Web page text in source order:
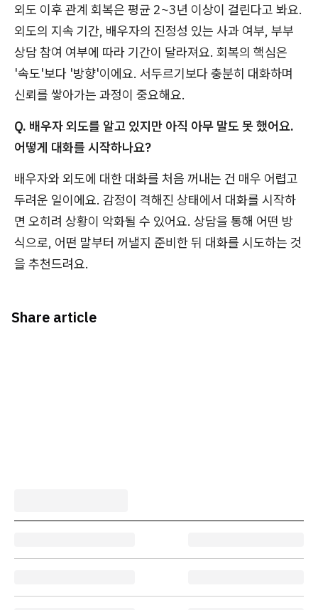
외도 이후 관계 회복은 평균 2~3년 이상이 걸린다고 봐요.
외도의 지속 기간, 배우자의 진정성 있는 사과 여부, 부부
상담 참여 여부에 따라 기간이 달라져요. 회복의 핵심은
'속도'보다 '방향'이에요. 서두르기보다 충분히 대화하며
신뢰를 쌓아가는 과정이 중요해요.
Q. 배우자 외도를 알고 있지만 아직 아무 말도 못 했어요.
어떻게 대화를 시작하나요?
배우자와 외도에 대한 대화를 처음 꺼내는 건 매우 어렵고
두려운 일이에요. 감정이 격해진 상태에서 대화를 시작하
면 오히려 상황이 악화될 수 있어요. 상담을 통해 어떤 방
식으로, 어떤 말부터 꺼낼지 준비한 뒤 대화를 시도하는 것
을 추천드려요.
Share article